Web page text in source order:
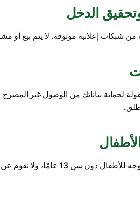
وتحقيق الدخل
شبكات إعلانية موثوقة. لا يتم بيع أو
ولا نقوم عن قصد بجمع معلومات شخصية منهم.